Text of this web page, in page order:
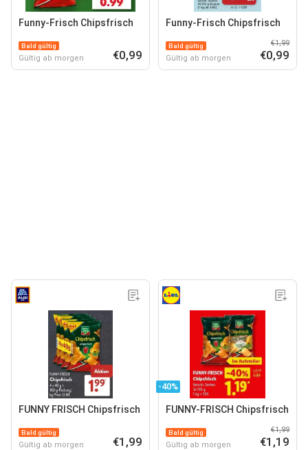
Funny-Frisch Chipsfrisch
Bald gültig
Gültig ab morgen €0,99
Funny-Frisch Chipsfrisch
Bald gültig
Gültig ab morgen
€1,99
€0,99
FUNNY FRISCH Chipsfrisch
Bald gültig
Gültig ab morgen €1,99
-40%
FUNNY-FRISCH Chipsfrisch
Bald gültig
Gültig ab morgen
€1,99
€1,19